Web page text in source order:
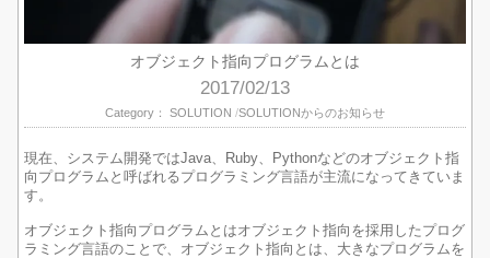
オブジェクト指向プログラムとは
2017/02/13
Category： SOLUTION SOLUTIONからのお知らせ
現在、システム開発ではJava、Ruby、Pythonなどのオブジェクト指
向プログラムと呼ばれるプログラミング言語が主流になってきていま
す。
オブジェクト指向プログラムとはオブジェクト指向を採用したプログ
ラミング言語のことで、オブジェクト指向とは、大きなプログラムを